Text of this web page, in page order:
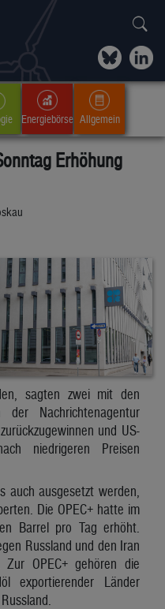
Energiebörse Allgemein
Erhöhung
sagten zwei mit den
der Nachrichtenagentur
und US-
niedrigeren Preisen
auch ausgesetzt werden,
Die OPEC+ hatte im
Barrel pro Tag erhöht.
Russland und den Iran
OPEC+ gehören die
exportierender Länder